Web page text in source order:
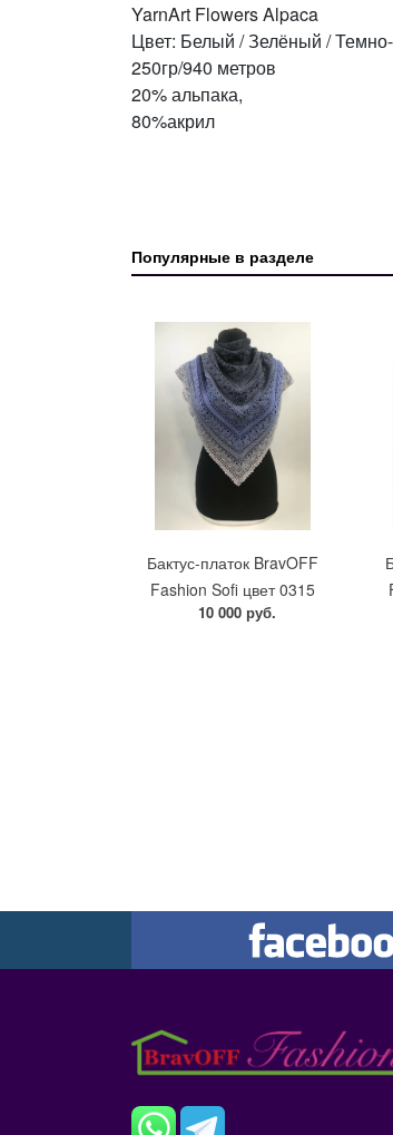
YarnArt Flowers Alpaca
Цвет: Белый / Зелёный /
250гр/940 метров
20% альпака,
80%акрил
Популярные в разделе
Бактус-платок BravOFF
Fashion Sofi цвет 0315
10 000 руб.